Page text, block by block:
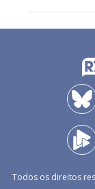
Todos os direitos